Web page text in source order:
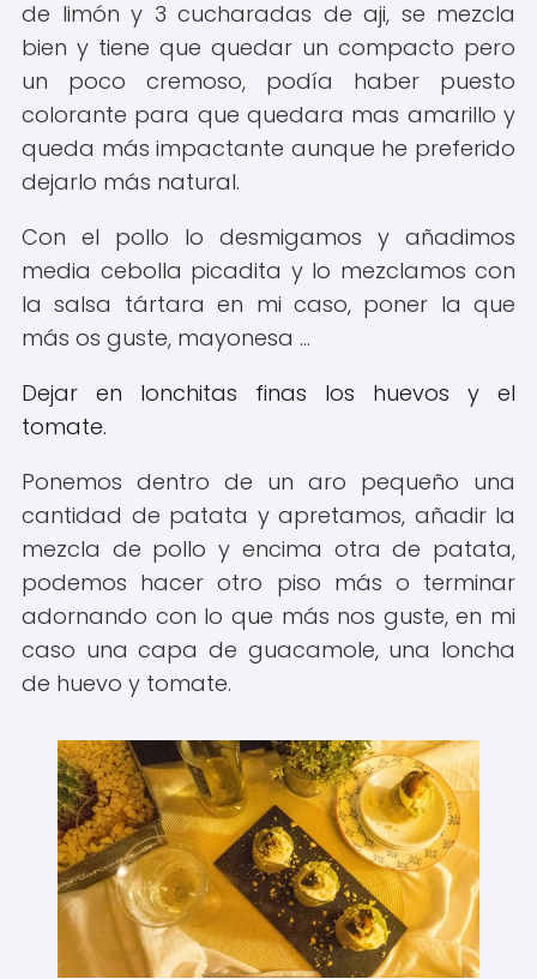
de limón y 3 cucharadas de aji, se mezcla
bien y tiene que quedar un compacto pero
un poco cremoso, podía haber puesto
colorante para que quedara mas amarillo y
queda más impactante aunque he preferido
dejarlo más natural.
Con el pollo lo desmigamos y añadimos
media cebolla picadita y lo mezclamos con
la salsa tártara en mi caso, poner la que
más os guste, mayonesa ...
Dejar en lonchitas finas los huevos y el
tomate.
Ponemos dentro de un aro pequeño una
cantidad de patata y apretamos, añadir la
mezcla de pollo y encima otra de patata,
podemos hacer otro piso más o terminar
adornando con lo que más nos guste, en mi
caso una capa de guacamole, una loncha
de huevo y tomate.